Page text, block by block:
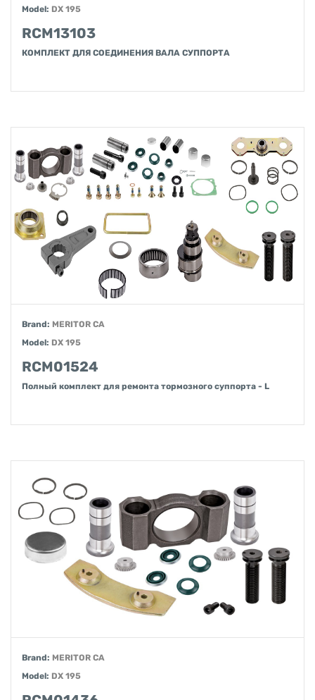
Model: DX 195
RCM13103
КОМПЛЕКТ ДЛЯ СОЕДИНЕНИЯ ВАЛА СУППОРТА
Brand: MERITOR CA
Model: DX 195
RCM01524
Полный комплект для ремонта тормозного суппорта - L
Brand: MERITOR CA
Model: DX 195